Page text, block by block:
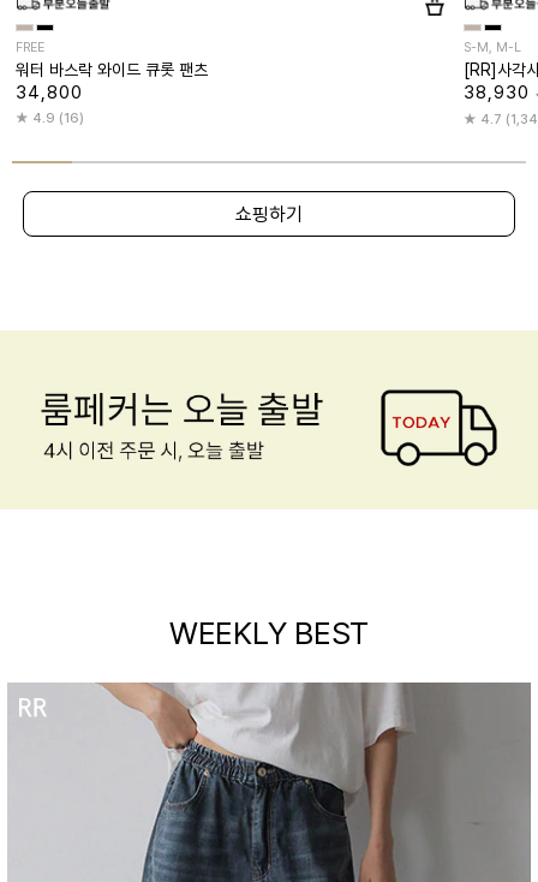
FREE
워터 바스락 와이드 큐롯 팬츠
34,800
4.9 (16)
S-M, M-L
[RR]사각
38,930
4.7
쇼핑하기
WEEKLY BEST